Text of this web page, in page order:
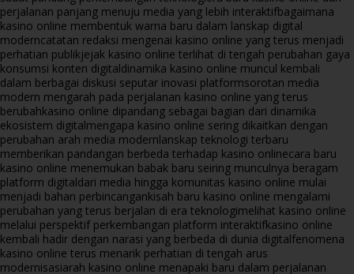
perjalanan panjang menuju media yang lebih interaktifbagaimana
kasino online membentuk warna baru dalam lanskap digital
moderncatatan redaksi mengenai kasino online yang terus menjadi
perhatian publikjejak kasino online terlihat di tengah perubahan gaya
konsumsi konten digitaldinamika kasino online muncul kembali
dalam berbagai diskusi seputar inovasi platformsorotan media
modern mengarah pada perjalanan kasino online yang terus
berubahkasino online dipandang sebagai bagian dari dinamika
ekosistem digitalmengapa kasino online sering dikaitkan dengan
perubahan arah media modernlanskap teknologi terbaru
memberikan pandangan berbeda terhadap kasino onlinecara baru
kasino online menemukan babak baru seiring munculnya beragam
platform digitaldari media hingga komunitas kasino online mulai
menjadi bahan perbincangankisah baru kasino online mengalami
perubahan yang terus berjalan di era teknologimelihat kasino online
melalui perspektif perkembangan platform interaktifkasino online
kembali hadir dengan narasi yang berbeda di dunia digitalfenomena
kasino online terus menarik perhatian di tengah arus
modernisasiarah kasino online menapaki baru dalam perjalanan